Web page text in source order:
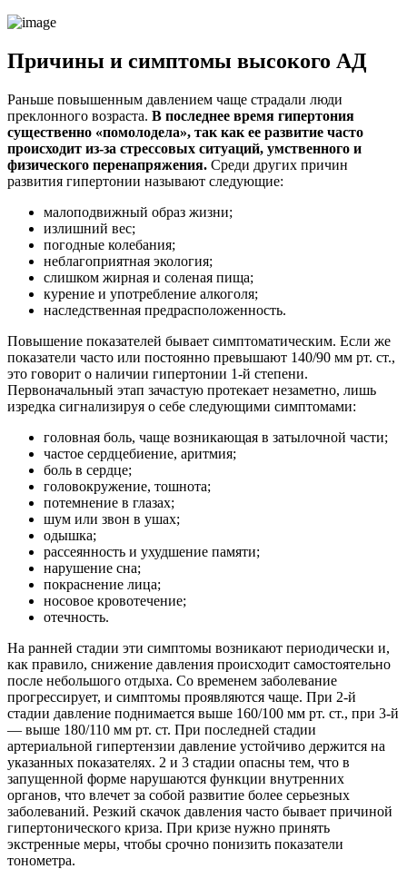
Причины и симптомы высокого АД
Раньше повышенным давлением чаще страдали люди
преклонного возраста. В последнее время гипертония
существенно «помолодела», так как ее развитие часто
происходит из-за стрессовых ситуаций, умственного и
физического перенапряжения. Среди других причин
развития гипертонии называют следующие:
малоподвижный образ жизни;
излишний вес;
погодные колебания;
неблагоприятная экология;
слишком жирная и соленая пища;
курение и употребление алкоголя;
наследственная предрасположенность.
Повышение показателей бывает симптоматическим. Если же
показатели часто или постоянно превышают 140/90 мм рт. ст.,
это говорит о наличии гипертонии 1-й степени.
Первоначальный этап зачастую протекает незаметно, лишь
изредка сигнализируя о себе следующими симптомами:
головная боль, чаще возникающая в затылочной части;
частое сердцебиение, аритмия;
боль в сердце;
головокружение, тошнота;
потемнение в глазах;
шум или звон в ушах;
одышка;
рассеянность и ухудшение памяти;
нарушение сна;
покраснение лица;
носовое кровотечение;
отечность.
На ранней стадии эти симптомы возникают периодически и,
как правило, снижение давления происходит самостоятельно
после небольшого отдыха. Со временем заболевание
прогрессирует, и симптомы проявляются чаще. При 2-й
стадии давление поднимается выше 160/100 мм рт. ст., при 3-й
— выше 180/110 мм рт. ст. При последней стадии
артериальной гипертензии давление устойчиво держится на
указанных показателях. 2 и 3 стадии опасны тем, что в
запущенной форме нарушаются функции внутренних
органов, что влечет за собой развитие более серьезных
заболеваний. Резкий скачок давления часто бывает причиной
гипертонического криза. При кризе нужно принять
экстренные меры, чтобы срочно понизить показатели
тонометра.